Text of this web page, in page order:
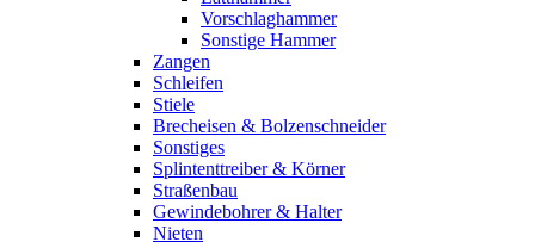
Vorschlaghammer
Sonstige Hammer
Zangen
Schleifen
Stiele
Brecheisen & Bolzenschneider
Sonstiges
Splintenttreiber & Körner
Straßenbau
Gewindebohrer & Halter
Nieten